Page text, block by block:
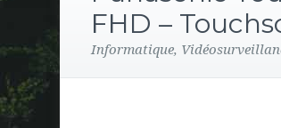
FHD –
Informatique,